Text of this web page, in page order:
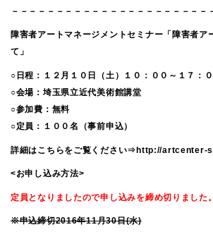
－－－－－－－－－－－－－－－－－－－－－－
障害者アートマネージメントセミナー「障害者ア
て」
○日程：１２月１０日（土）１０：００～１７：
○会場：埼玉県立近代美術館講堂
○参加費：無料
○定員：１００名（事前申込）
詳細はこちらをご覧ください⇒http://artcenter-
<お申し込み方法>
定員となりましたので申し込みを締め切りました。
※申込締切2016年11月30日(水)